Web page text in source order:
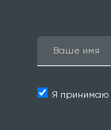
Я принимаю